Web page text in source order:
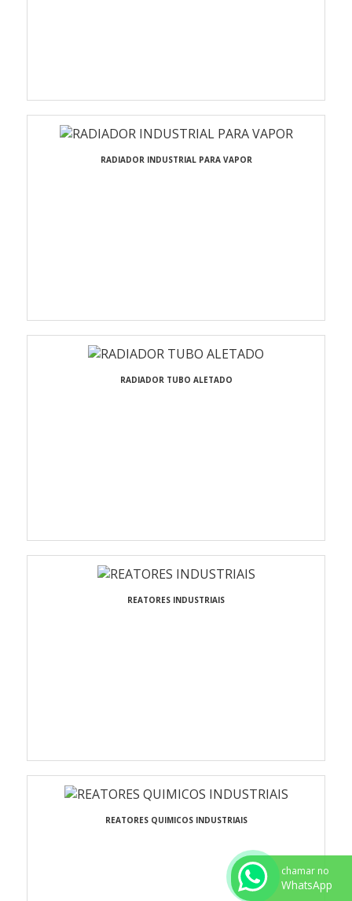
RADIADOR INDUSTRIAL PARA VAPOR
RADIADOR TUBO ALETADO
REATORES INDUSTRIAIS
REATORES QUIMICOS INDUSTRIAIS
chamar no
WhatsApp